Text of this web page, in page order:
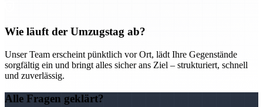
Wie läuft der Umzugstag ab?
Unser Team erscheint pünktlich vor Ort, lädt Ihre Gegenstände
sorgfältig ein und bringt alles sicher ans Ziel – strukturiert, schnell
und zuverlässig.
Alle Fragen geklärt?